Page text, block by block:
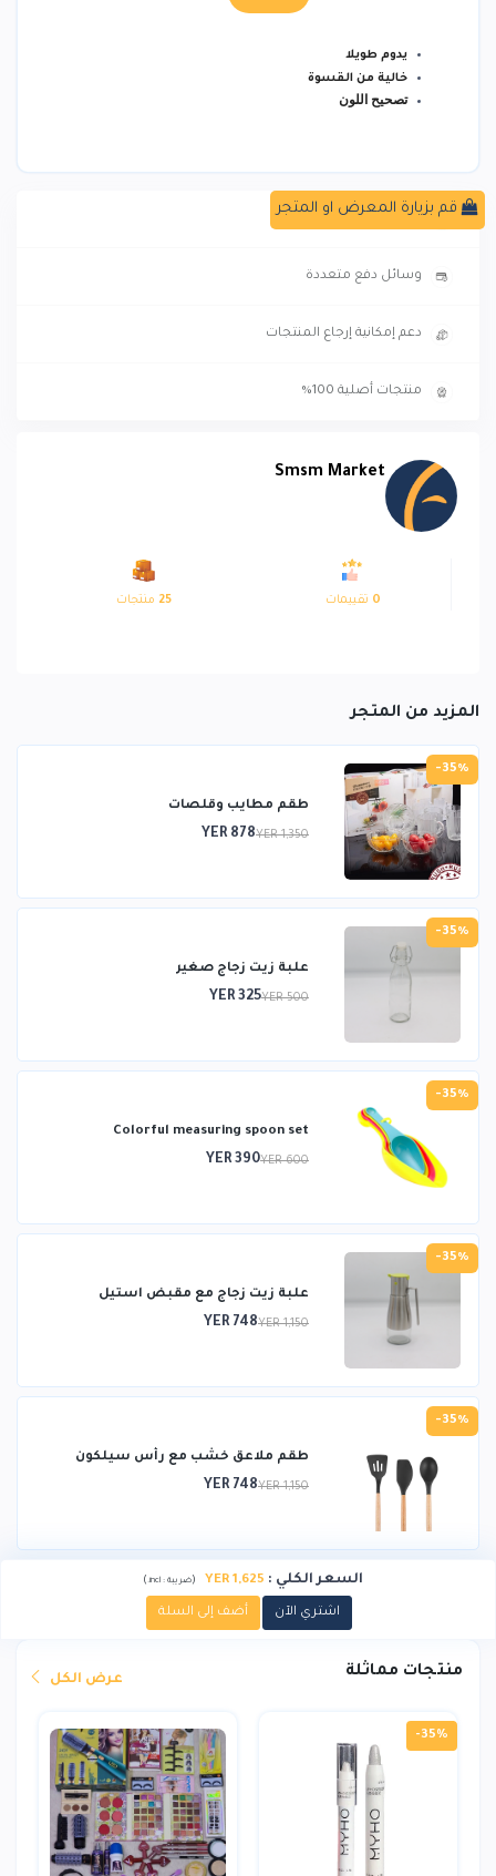
يدوم طويلا
خالية من القسوة
تصحيح اللون
توصيل سريع
وسائل دفع متعددة
دعم إمكانية إرجاع المنتجات
منتجات أصلية 100%
Smsm Market
0 تقييمات 25 منتجات
قم بزيارة المعرض او المتجر
المزيد من المتجر
-35%
طقم مطايب وقلصات
YER 1,350
YER 878
-35%
علبة زيت زجاج صغير
YER 500
YER 325
-35%
Colorful measuring spoon set
YER 600
YER 390
-35%
علبة زيت زجاج مع مقبض استيل
YER 1,150
YER 748
-35%
طقم ملاعق خشب مع رأس سيلكون
YER 1,150
YER 748
السعر الكلي :
YER 1,625
(ضريبة :incl.
)
اشتري الآن أضف إلى السلة
منتجات مماثلة عرض الكل
-35%